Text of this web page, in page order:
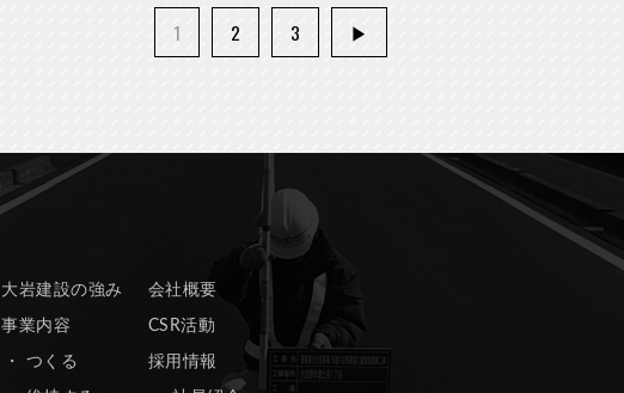
1 2 3 ▶
大岩建設の強み
事業内容
つくる
会社概要
CSR活動
採用情報